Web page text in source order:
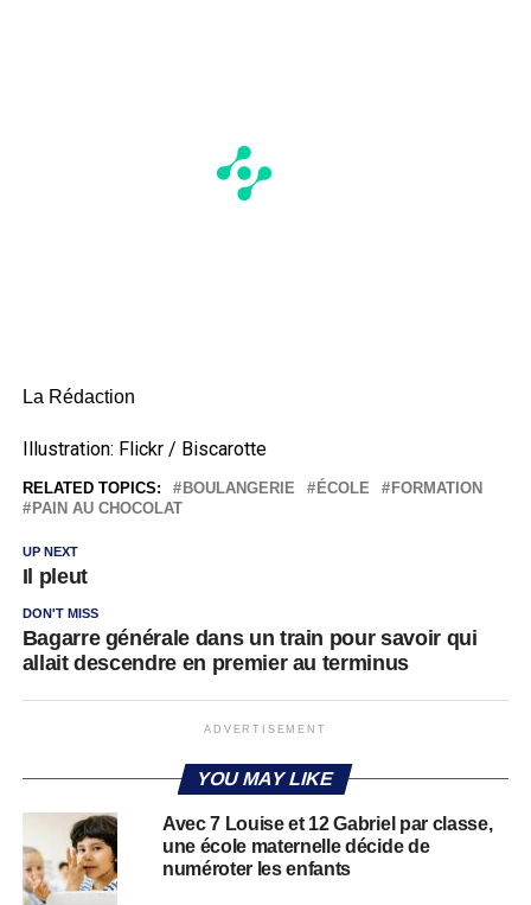
La Rédaction
Illustration: Flickr / Biscarotte
RELATED TOPICS: BOULANGERIE ÉCOLE
FORMATION
PAIN AU CHOCOLAT
UP NEXT
Il pleut
DON'T MISS
Bagarre générale dans un train pour savoir qui
allait descendre en premier au terminus
ADVERTISEMENT
YOU MAY LIKE
Avec 7 Louise et 12 Gabriel par classe,
une école maternelle décide de
numéroter les enfants